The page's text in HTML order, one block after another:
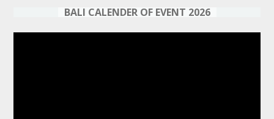
BALI CALENDER OF EVENT 2026